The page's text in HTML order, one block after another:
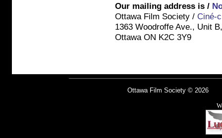
Our mailing address is /
Ottawa Film Society / Ciné-
1363 Woodroffe Ave., Unit
Ottawa ON K2C 3Y9
Ottawa Film Society © 2026